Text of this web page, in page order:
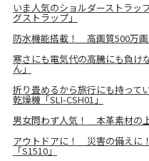
いま人気のショルダーストラッ
グストラップ」
防水機能搭載！ 高画質500万
寒さにも電気代の高騰にも負け
ん」
折り畳めるから旅行にも持って
乾燥機「SLI-CSH01」
男女問わず人気！ 本革素材の
アウトドアに！ 災害の備えに
「S1510」